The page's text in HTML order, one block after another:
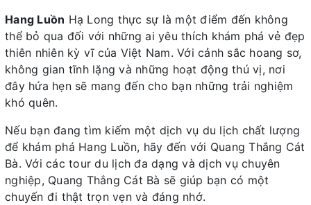
Hang Luồn Hạ Long thực sự là một điểm đến không
thể bỏ qua đối với những ai yêu thích khám phá vẻ đẹp
thiên nhiên kỳ vĩ của Việt Nam. Với cảnh sắc hoang sơ,
không gian tĩnh lặng và những hoạt động thú vị, nơi
đây hứa hẹn sẽ mang đến cho bạn những trải nghiệm
khó quên.
Nếu bạn đang tìm kiếm một dịch vụ du lịch chất lượng
để khám phá Hang Luồn, hãy đến với Quang Thắng Cát
Bà. Với các tour du lịch đa dạng và dịch vụ chuyên
nghiệp, Quang Thắng Cát Bà sẽ giúp bạn có một
chuyến đi thật trọn vẹn và đáng nhớ.